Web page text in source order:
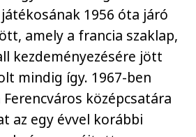
1956 óta járó
amely a francia szaklap,
kezdeményezésére jött
mindig így. 1967-ben
Ferencváros középcsatára
az egy évvel korábbi